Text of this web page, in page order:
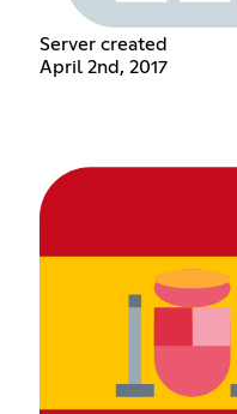
Server created
April 2nd, 2017